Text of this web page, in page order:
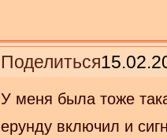
Поделиться
У меня была тоже
ерунду включил и